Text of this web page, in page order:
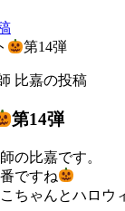
第14弾
比嘉の投稿
第14弾
の比嘉です。
ですね
ちゃんとハロウ